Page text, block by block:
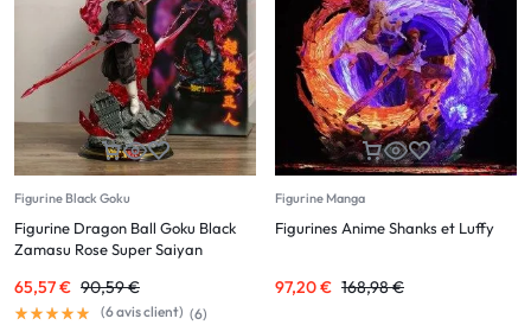
Figurine Black Goku
Figurine Dragon Ball Goku Black
Zamasu Rose Super Saiyan
90,59€
65,57€
(6avis client) (6)
Figurine Manga
Figurines Anime Shanks et Luffy
168,98€
97,20€